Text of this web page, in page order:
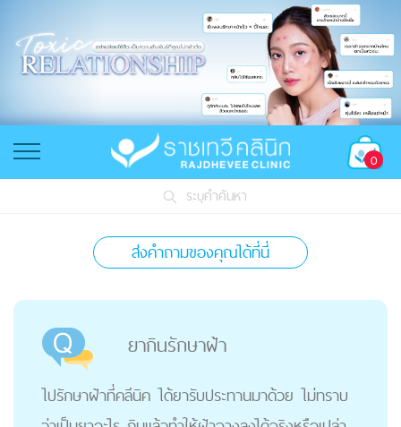
0
ระบุคำค้นหา
ส่งคำถามของคุณได้ที่นี่
ยากินรักษาฝ้า
ไปรักษาฝ้าที่คลีนิค ได้ยารับประทานมาด้วย ไม่ทราบ